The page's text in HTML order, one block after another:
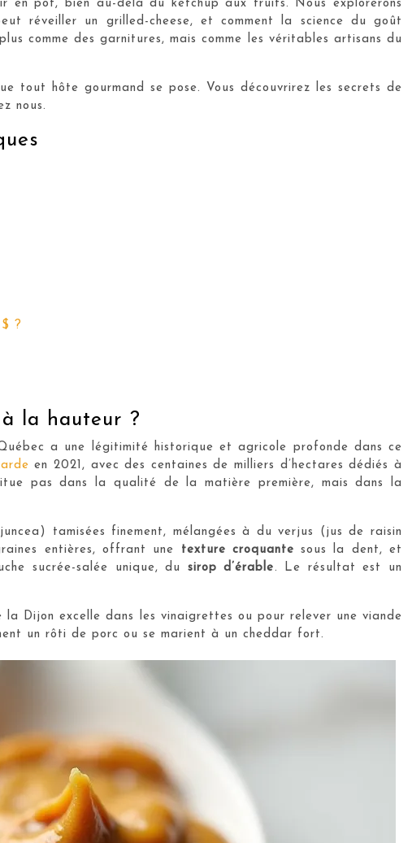
en pot, bien au-delà du ketchup aux fruits. Nous explorerons
réveiller un grilled-cheese, et comment la science du goût
comme des garnitures, mais comme les véritables artisans du
tout hôte gourmand se pose. Vous découvrirez les secrets de
nous.
?
la hauteur ?
a une légitimité historique et agricole profonde dans ce
en 2021, avec des centaines de milliers d’hectares dédiés à
pas dans la qualité de la matière première, mais dans la
tamisées finement, mélangées à du verjus (jus de raisin
entières, offrant une texture croquante sous la dent, et
sucrée-salée unique, du sirop d’érable. Le résultat est un
Dijon excelle dans les vinaigrettes ou pour relever une viande
un rôti de porc ou se marient à un cheddar fort.